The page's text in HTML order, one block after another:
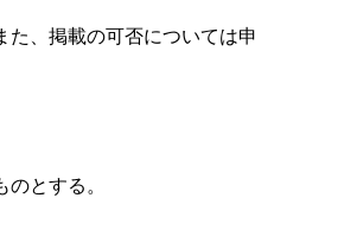
た、掲載の可否については申
とする。